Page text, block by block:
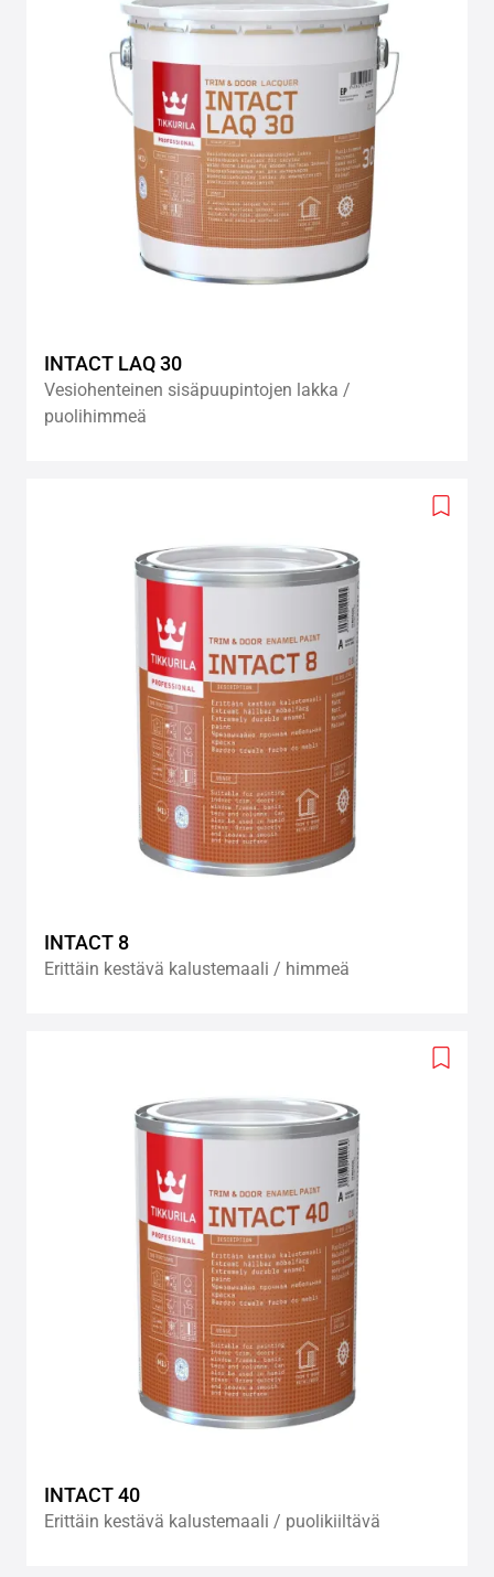
INTACT LAQ 30
Vesiohenteinen sisäpuupintojen lakka /
puolihimmeä
Add
INTACT 8
Erittäin kestävä kalustemaali / himmeä
Add
INTACT 40
Erittäin kestävä kalustemaali / puolikiiltävä